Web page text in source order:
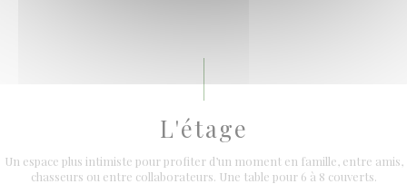
L'étage
Un espace plus intimiste pour profiter d’un moment en famille, entre amis,
chasseurs ou entre collaborateurs. Une table pour 6 à 8 couverts.